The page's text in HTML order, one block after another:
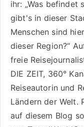
ihr: „Was befindet
gibt's in dieser
Menschen sind
dieser Region?“
freie
DIE ZEIT, 360°
Reiseautorinund
Ländern der Welt.
auf diesem Blog